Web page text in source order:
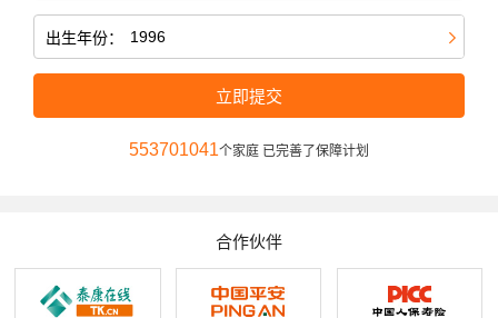
出生年份：
立即提交
553701041个家庭 已完善了保障计划
合作伙伴